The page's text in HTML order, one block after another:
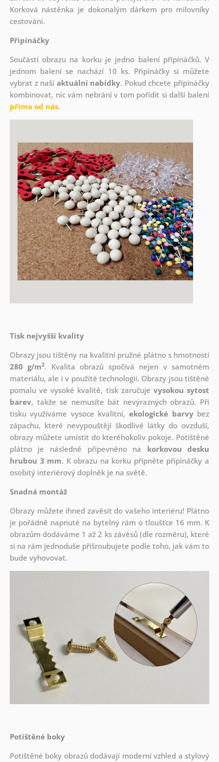
Korková nástěnka je dokonalým dárkem pro milovníky
cestování.
Připínáčky
Součástí obrazu na korku je jedno balení připínáčků. V
jednom balení se nachází 10 ks. Připínáčky si můžete
vybrat z naší aktuální nabídky. Pokud chcete připínáčky
kombinovat, nic vám nebrání v tom pořídit si další balení
přímo od nás.
Tisk nejvyšší kvality
Obrazy jsou tištěny na kvalitní pružné plátno s hmotností
280 g/m2. Kvalita obrazů spočívá nejen v samotném
materiálu, ale i v použité technologii. Obrazy jsou tištěné
pomalu ve vysoké kvalitě, tisk zaručuje vysokou sytost
barev, takže se nemusíte bát nevýrazných obrazů. Při
tisku využíváme vysoce kvalitní,ekologické barvybez
zápachu, které nevypouštějí škodlivé látky do ovzduší,
obrazy můžete umístit do kteréhokoliv pokoje. Potištěné
plátno je následně připevněno na korkovou desku
hrubou 3 mm. K obrazu na korku připněte připínáčky a
osobitý interiérový doplněk je na světě.
Snadná montáž
Obrazy můžete ihned zavěsit do vašeho interiéru! Plátno
je pořádně napnuté na bytelný rám o tloušťce 16 mm. K
obrazům dodáváme 1 až 2 ks závěsů (dle rozměru), které
si na rám jednoduše přišroubujete podle toho, jak vám to
bude vyhovovat.
Potištěné boky
Potištěné boky obrazů dodávají moderní vzhled a stylový